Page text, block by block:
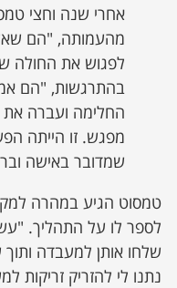
אחרי שנה וחצי
מהעמותה, "הם
לפגוש את החולה
בהתרגשות, "הם
החלימה ועברה את
מפגש. זו הייתה
שמדובר באישה
טמסוט הגיע במהרה
לספר לו על התהליך.
שלחו אותן למעבדה
נתנו לי להזריק זריקות